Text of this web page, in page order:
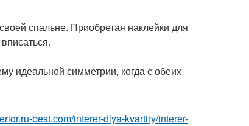
спальне. Приобретая наклейки для
идеальной симметрии, когда с обеих
best.com/interer-dlya-kvartiry/interer-